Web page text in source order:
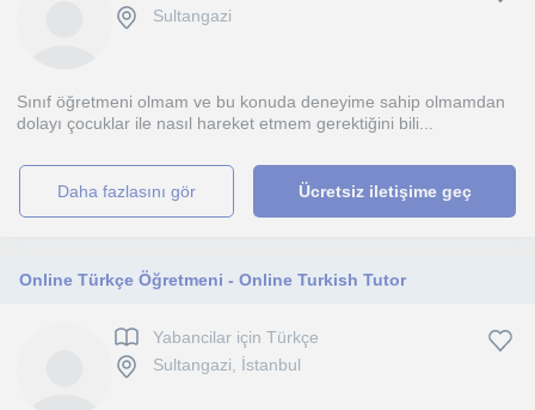
Sultangazi
Sınıf öğretmeni olmam ve bu konuda deneyime sahip olmamdan
dolayı çocuklar ile nasıl hareket etmem gerektiğini bili...
daha fazlasını gör Ücretsiz iletişime geç
Online Türkçe Öğretmeni - Online Turkish Tutor
Yabancilar için Türkçe
Sultangazi, İstanbul